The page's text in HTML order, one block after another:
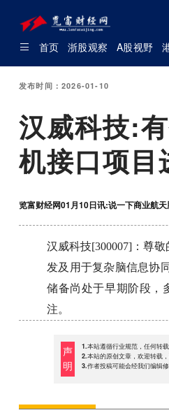
首页 浙股观察 A股视野
发布时间：2026-01-10
汉威科技:
机接口项目
览富财经网01月10日讯:说一下商业航
汉威科技[300007]：尊
发及用于复杂脑信息协
储备尚处于早期阶段，
注。
声
明
1.本站遵循行业规范，任何转
2.本站的原创文章，欢迎转载
3.作者投稿可能会经我们编辑修